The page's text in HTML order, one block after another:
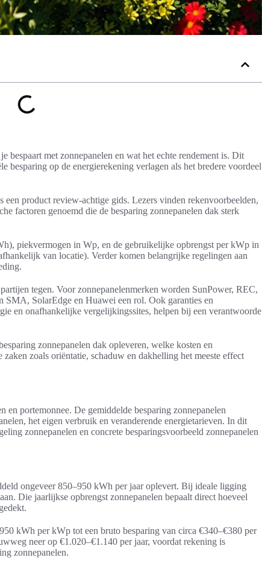
bespaart met zonnepanelen en wat het echte rendement is. Dit
besparing op de energierekening verlagen als het bredere voordeel
product review-achtige gids. Lezers vinden rekenvoorbeelden,
factoren genoemd die de besparing zonnepanelen dak sterk
piekvermogen in Wp, en de gebruikelijke opbrengst per kWp in
van locatie). Verder komen belangrijke regelingen aan
tegen. Voor zonnepanelenmerken worden SunPower, REC,
SolarEdge en Huawei een rol. Ook garanties en
en onafhankelijke vergelijkingssites, helpen bij een verantwoorde
zonnepanelen dak opleveren, welke kosten en
zoals oriëntatie, schaduw en dakhelling het meeste effect
en portemonnee. De gemiddelde besparing zonnepanelen
het eigen verbruik en veranderende energietarieven. In dit
zonnepanelen en concrete besparingsvoorbeeld zonnepanelen
ongeveer 850–950 kWh per jaar oplevert. Bij ideale ligging
Die jaarlijkse opbrengst zonnepanelen bepaalt direct hoeveel
kWh per kWp tot een bruto besparing van circa €340–€380 per
neer op €1.020–€1.140 per jaar, voordat rekening is
zonnepanelen.